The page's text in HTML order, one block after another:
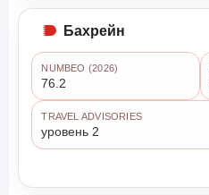
Бахрейн
NUMBEO (2026)
76.2
TRAVEL ADVISORIES
уровень 2